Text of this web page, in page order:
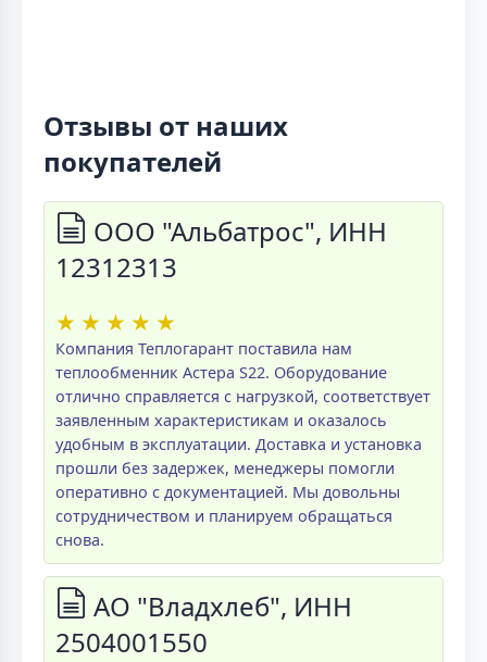
Отзывы от наших
покупателей
ООО "Альбатрос", ИНН
12312313
★ ★ ★ ★ ★
Компания Теплогарант поставила нам
теплообменник Астера S22. Оборудование
отлично справляется с нагрузкой, соответствует
заявленным характеристикам и оказалось
удобным в эксплуатации. Доставка и установка
прошли без задержек, менеджеры помогли
оперативно с документацией. Мы довольны
сотрудничеством и планируем обращаться
снова.
АО "Владхлеб", ИНН
2504001550